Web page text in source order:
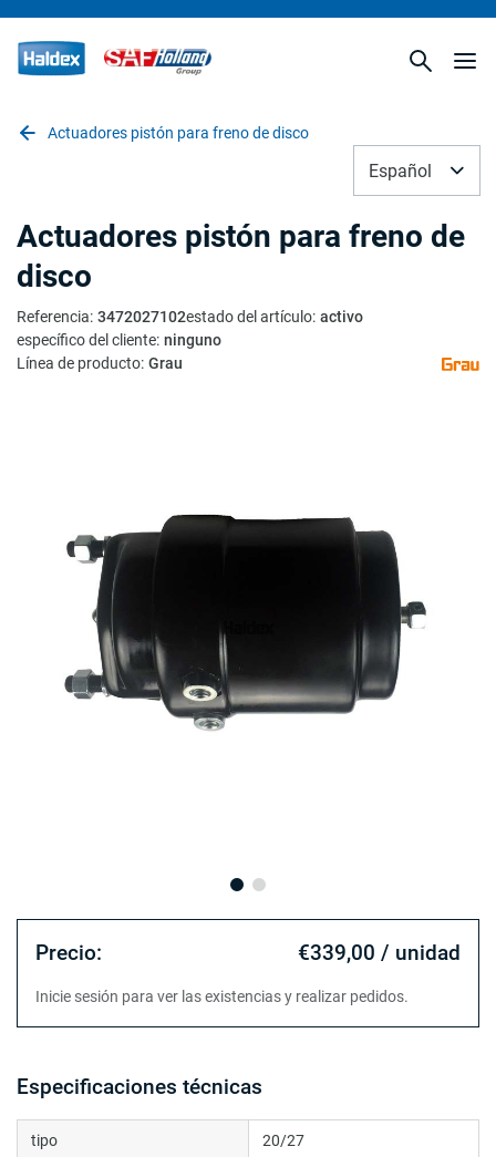
Actuadores pistón para freno de disco
Español
Actuadores pistón para freno de
disco
Referencia: 3472027102estado del artículo: activo
específico del cliente: ninguno
Línea de producto: Grau
Precio: €339,00 / unidad
Inicie sesión para ver las existencias y realizar pedidos.
Especificaciones técnicas
tipo 20/27